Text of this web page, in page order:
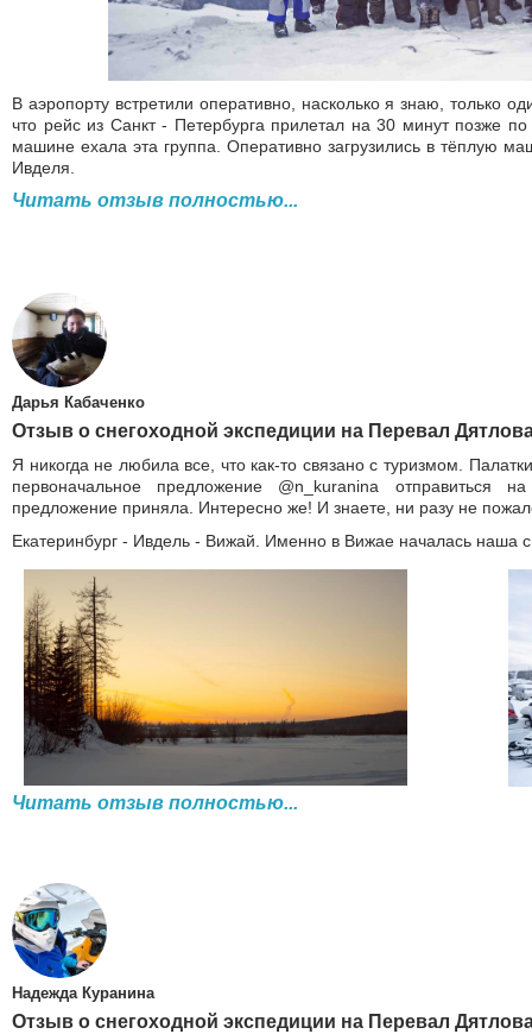
В аэропорту встретили оперативно, насколько я знаю, только
что рейс из Санкт - Петербурга прилетал на 30 минут позже
машине ехала эта группа. Оперативно загрузились в тёплую
Ивделя.
Читать отзыв полностью...
Дарья Кабаченко
Отзыв о снегоходной экспедиции на Перевал
Я никогда не любила все, что как-то связано с туризмом.
первоначальное предложение @n_kuranina отправиться
предложение приняла. Интересно же! И знаете, ни разу не
Екатеринбург - Ивдель - Вижай. Именно в Вижае началась наша
Читать отзыв полностью...
Надежда Куранина
Отзыв о снегоходной экспедиции на Перевал